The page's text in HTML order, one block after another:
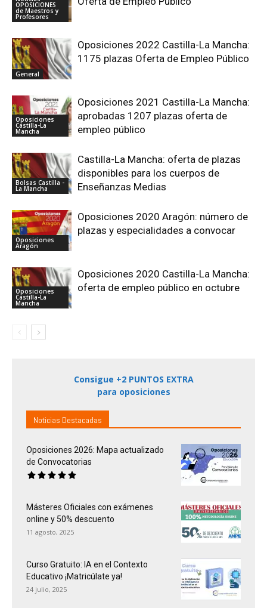
OPOSICIONES
de Maestros y
Profesores
General
Oposiciones 2022 Castilla-La Mancha:
1175 plazas Oferta de Empleo Público
Oposiciones
Castilla-La
Mancha
Oposiciones 2021 Castilla-La Mancha:
aprobadas 1207 plazas oferta de
empleo público
Bolsas Castilla -
La Mancha
Castilla-La Mancha: oferta de plazas
disponibles para los cuerpos de
Enseñanzas Medias
Oposiciones
Aragón
Oposiciones 2020 Aragón: número de
plazas y especialidades a convocar
Oposiciones
Castilla-La
Mancha
Oposiciones 2020 Castilla-La Mancha:
oferta de empleo público en octubre
Consigue +2 PUNTOS EXTRA
para oposiciones
Noticias Destacadas
Oposiciones 2026: Mapa actualizado
de Convocatorias
Másteres Oficiales con exámenes
online y 50% descuento
11 agosto, 2025
Curso Gratuito: IA en el Contexto
Educativo ¡Matricúlate ya!
24 julio, 2025